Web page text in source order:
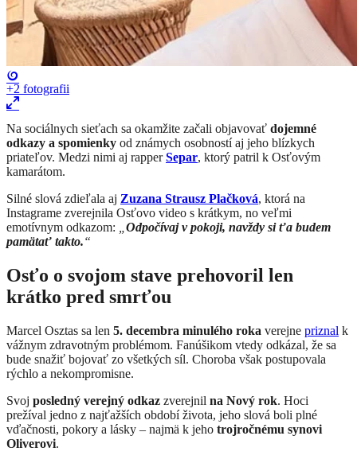
+2 fotografii
Na sociálnych sieťach sa okamžite začali objavovať dojemné
odkazy a spomienky od známych osobností aj jeho blízkych
priateľov. Medzi nimi aj rapperSepar, ktorý patril k Osťovým
kamarátom.
Silné slová zdieľala aj Zuzana Strausz Plačková, ktorá na
Instagrame zverejnila Osťovo video s krátkym, no veľmi
emotívnym odkazom:
Odpočívaj v pokoji, navždy si ťa budem
pamätať takto.“
Osťo o svojom stave prehovoril len
krátko pred smrťou
Marcel Osztas sa len 5. decembra minulého roka verejne priznal k
vážnym zdravotným problémom. Fanúšikom vtedy odkázal, že sa
bude snažiť bojovať zo všetkých síl. Choroba však postupovala
rýchlo a nekompromisne.
Svoj posledný verejný odkaz zverejnil na Nový rok. Hoci
prežíval jedno z najťažších období života, jeho slová boli plné
vďačnosti, pokory a lásky – najmä k jeho trojročnému synovi
Oliverovi.